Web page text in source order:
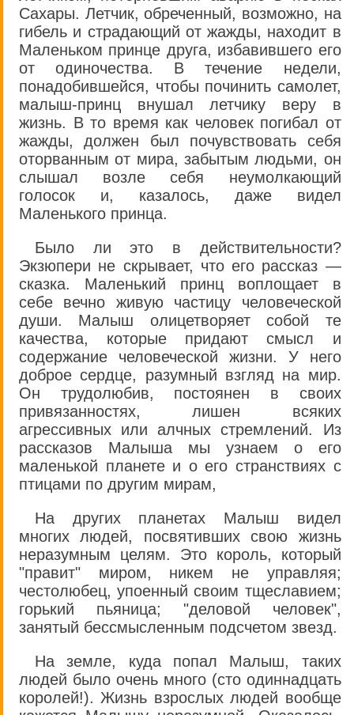
Сахары. Летчик, обреченный, возможно, на
гибель и страдающий от жажды, находит в
Маленьком принце друга, избавившего его
от одиночества. В течение недели,
понадобившейся, чтобы починить самолет,
малыш-принц внушал летчику веру в
жизнь. В то время как человек погибал от
жажды, должен был почувствовать себя
оторванным от мира, забытым людьми, он
слышал возле себя неумолкающий
голосок и, казалось, даже видел
Маленького принца.
Было ли это в действительности?
Экзюпери не скрывает, что его рассказ —
сказка. Маленький принц воплощает в
себе вечно живую частицу человеческой
души. Малыш олицетворяет собой те
качества, которые придают смысл и
содержание человеческой жизни. У него
доброе сердце, разумный взгляд на мир.
Он трудолюбив, постоянен в своих
привязанностях, лишен всяких
агрессивных или алчных стремлений. Из
рассказов Малыша мы узнаем о его
маленькой планете и о его странствиях с
птицами по другим мирам,
На других планетах Малыш видел
многих людей, посвятивших свою жизнь
неразумным целям. Это король, который
"правит" миром, никем не управляя;
честолюбец, упоенный своим тщеславием;
горький пьяница; "деловой человек",
занятый бессмысленным подсчетом звезд.
На земле, куда попал Малыш, таких
людей было очень много (сто одиннадцать
королей!). Жизнь взрослых людей вообще